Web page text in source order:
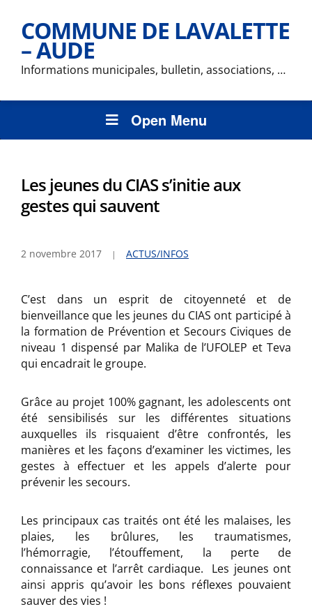
COMMUNE DE LAVALETTE
– AUDE
Informations municipales, bulletin, associations, …
Open Menu
Les jeunes du CIAS s’initie aux
gestes qui sauvent
2 novembre 2017 ACTUS/INFOS
C’est dans un esprit de citoyenneté et de
bienveillance que les jeunes du CIAS ont participé à
la formation de Prévention et Secours Civiques de
niveau 1 dispensé par Malika de l’UFOLEP et Teva
qui encadrait le groupe.
Grâce au projet 100% gagnant, les adolescents ont
été sensibilisés sur les différentes situations
auxquelles ils risquaient d’être confrontés, les
manières et les façons d’examiner les victimes, les
gestes à effectuer et les appels d’alerte pour
prévenir les secours.
Les principaux cas traités ont été les malaises, les
plaies, les brûlures, les traumatismes,
l’hémorragie, l’étouffement, la perte de
connaissance et l’arrêt cardiaque. Les jeunes ont
ainsi appris qu’avoir les bons réflexes pouvaient
sauver des vies !